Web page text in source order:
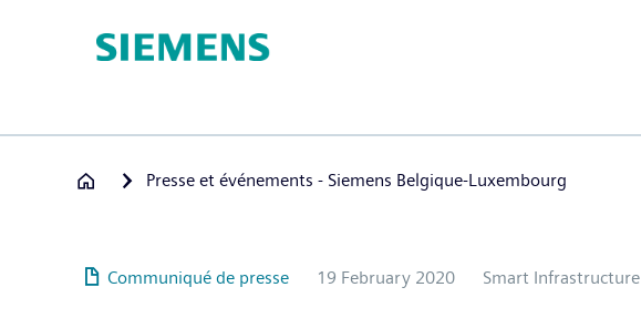
huvudinnehåll
Presse et événements - Siemens Belgique-Luxembourg
Communiqué de presse 19 February 2020 Smart Infrastructure